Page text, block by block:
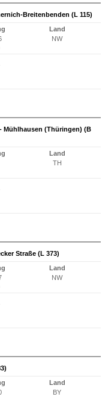
Breitenbenden (L 115)
Land
NW
Mühlhausen (Thüringen) (B
Land
TH
Straße (L 373)
Land
NW
Land
BY